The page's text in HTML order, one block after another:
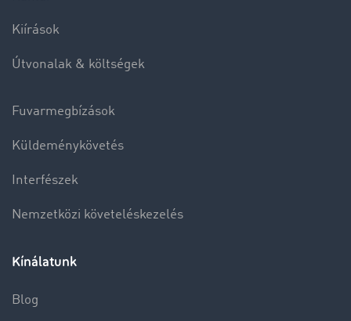
Kiírások
Útvonalak & költségek
Fuvarmegbízások
Küldeménykövetés
Interfészek
Nemzetközi követeléskezelés
Kínálatunk
Blog